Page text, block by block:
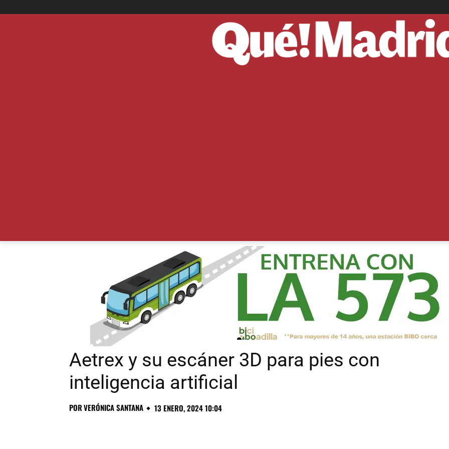
Aetrex y su escáner 3D para pies con
inteligencia artificial
PORVERÓNICA SANTANA 13 ENERO, 2024 10:04